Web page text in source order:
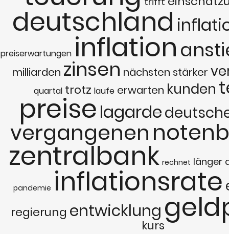
deutschland
preiserwartungen inflation
milliarden zinsen nächsten stärker
quartal trotz laufe erwarten kunden
preise lagarde
vergangenen
zentralbank rechnet länger
pandemie inflationsrate
regierung entwicklung
kurs